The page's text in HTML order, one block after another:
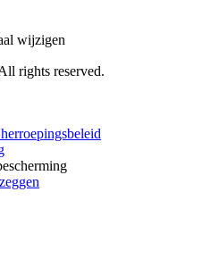
wijzigen
rights reserved.